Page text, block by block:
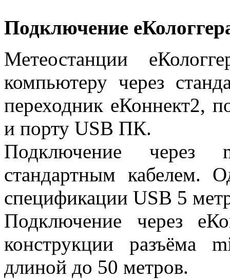
Подключение
Метеостанции
компьютеру через
переходник еКоннект2,
и порту USB ПК.
Подключение через
стандартным кабелем.
спецификации USB 5
Подключение через
конструкции разъёма
длиной до 50 метров.